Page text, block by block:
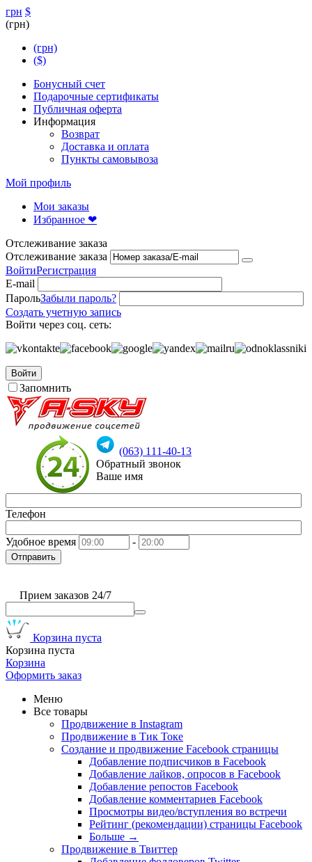
грн $
(грн)
(грн)
($)
Бонусный счет
Подарочные сертификаты
Публичная оферта
Информация
Возврат
Доставка и оплата
Пункты самовывоза
Мой профиль
Мои заказы
Избранное ❤
Отслеживание заказа
Отслеживание заказа
ВойтиРегистрация
E-mail
ПарольЗабыли пароль?
Создать учетную запись
Войти через соц. сеть:
Войти
Запомнить
(063) 111-40-13
Обратный звонок
Ваше имя
Телефон
Удобное время -
Отправить
Прием заказов 24/7
Корзина пуста
Корзина пуста
Корзина
Оформить заказ
Меню
Все товары
Продвижение в Instagram
Продвижение в Тик Токе
Создание и продвижение Facebook страницы
Добавление подписчиков в Facebook
Добавление лайков, опросов в Facebook
Добавление репостов Facebook
Добавление комментариев Facebook
Просмотры видео/вступления во встречи
Рейтинг (рекомендации) страницы Facebook
Больше →
Продвижение в Твиттер